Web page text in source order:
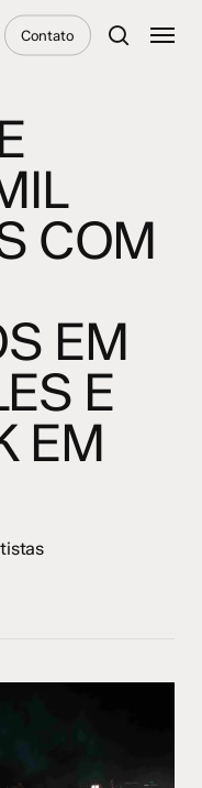
Contato
search
Menu
COM
EM
E
EM